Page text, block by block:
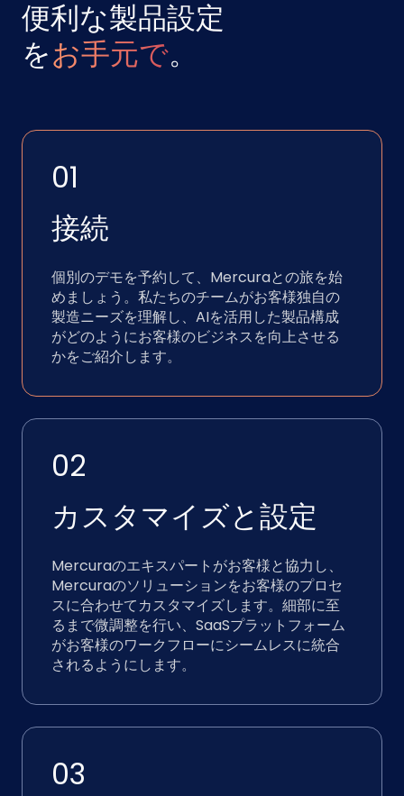
便利な製品設定
をお手元で。
01
接続
個別のデモを予約して、Mercuraとの旅を始
めましょう。私たちのチームがお客様独自の
製造ニーズを理解し、AIを活用した製品構成
がどのようにお客様のビジネスを向上させる
かをご紹介します。
02
カスタマイズと設定
Mercuraのエキスパートがお客様と協力し、
Mercuraのソリューションをお客様のプロセ
スに合わせてカスタマイズします。細部に至
るまで微調整を行い、SaaSプラットフォーム
がお客様のワークフローにシームレスに統合
されるようにします。
03